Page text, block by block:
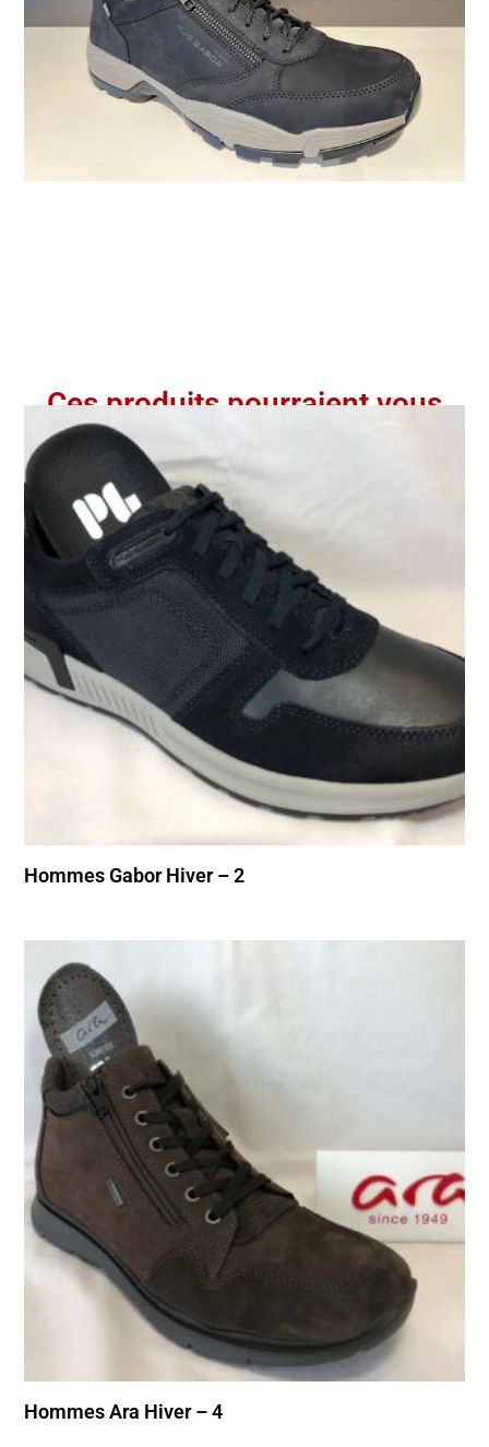
Ces produits pourraient vous
Hommes Gabor Hiver – 2
Hommes Ara Hiver – 4